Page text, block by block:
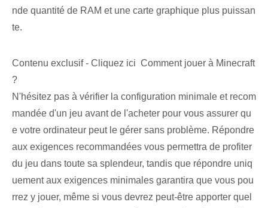
nde quantité de RAM et une carte graphique plus puissan
te.
Contenu exclusif - Cliquez ici Comment jouer à Minecraft
?
N'hésitez pas à vérifier la configuration minimale et recom
mandée d'un jeu avant de l'acheter pour vous assurer qu
e votre ordinateur peut le gérer sans problème. Répondre
aux exigences recommandées vous permettra de profiter
du jeu dans toute sa splendeur, tandis que répondre uniq
uement aux exigences minimales garantira que vous pou
rrez y jouer, même si vous devrez peut-être apporter quel